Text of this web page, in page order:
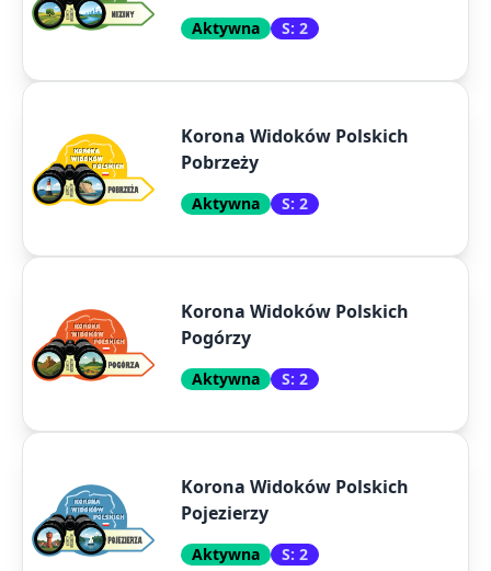
Aktywna S: 2
Korona Widoków Polskich
Pobrzeży
Aktywna S: 2
Korona Widoków Polskich
Pogórzy
Aktywna S: 2
Korona Widoków Polskich
Pojezierzy
Aktywna S: 2